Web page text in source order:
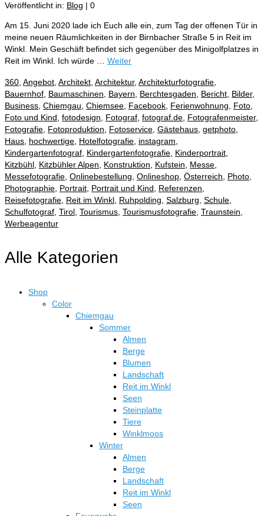
Veröffentlicht in: Blog | 0
Am 15. Juni 2020 lade ich Euch alle ein, zum Tag der offenen Tür in
meine neuen Räumlichkeiten in der Birnbacher Straße 5 in Reit im
Winkl. Mein Geschäft befindet sich gegenüber des Minigolfplatzes in
Reit im Winkl. Ich würde … Weiter
360 Angebot Architekt Architektur, Architekturfotografie
Bauernhof Baumaschinen Bayern Berchtesgaden Bericht Bilder,
Business Chiemgau Chiemsee Facebook Ferienwohnung Foto
Foto und Kind fotodesign Fotograf fotograf.de Fotografenmeister,
Fotografie Fotoproduktion Fotoservice Gästehaus getphoto
Haus hochwertige Hotelfotografie instagram
Kindergartenfotograf Kindergartenfotografie Kinderportrait
Kitzbühl Kitzbühler Alpen Konstruktion Kufstein Messe
Messefotografie Onlinebestellung Onlineshop Österreich Photo
Photographie Portrait Portrait und Kind Referenzen
Reisefotografie Reit im Winkl Ruhpolding Salzburg Schule
Schulfotograf Tirol Tourismus Tourismusfotografie Traunstein
Werbeagentur
Alle Kategorien
Shop
Color
Chiemgau
Sommer
Almen
Berge
Blumen
Landschaft
Reit im Winkl
Seen
Steinplatte
Tiere
Winklmoos
Winter
Almen
Berge
Landschaft
Reit im Winkl
Seen